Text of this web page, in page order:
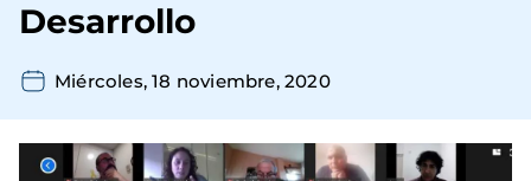
Desarrollo
Miércoles, 18 noviembre, 2020